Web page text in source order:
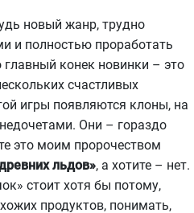
новый жанр, трудно
и полностью проработать
конек новинки – это
счастливых
игры появляются клоны, на
Они – гораздо
это моим пророчеством
льдов», а хотите – нет.
стоит хотя бы потому,
продуктов, понимать,